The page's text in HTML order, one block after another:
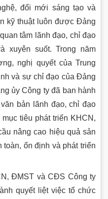
đổi mới sáng tạo và
kỹ thuật luôn được Đảng
tâm lãnh đạo, chỉ đạo
xuyên suốt. Trong năm
nghị quyết của Trung
và sự chỉ đạo của Đảng
ủy Công ty đã ban hành
bản lãnh đạo, chỉ đạo
tiêu phát triển KHCN,
nâng cao hiệu quả sản
toàn, ổn định và phát triển
ĐMST và CĐS Công ty
quyết liệt việc tổ chức